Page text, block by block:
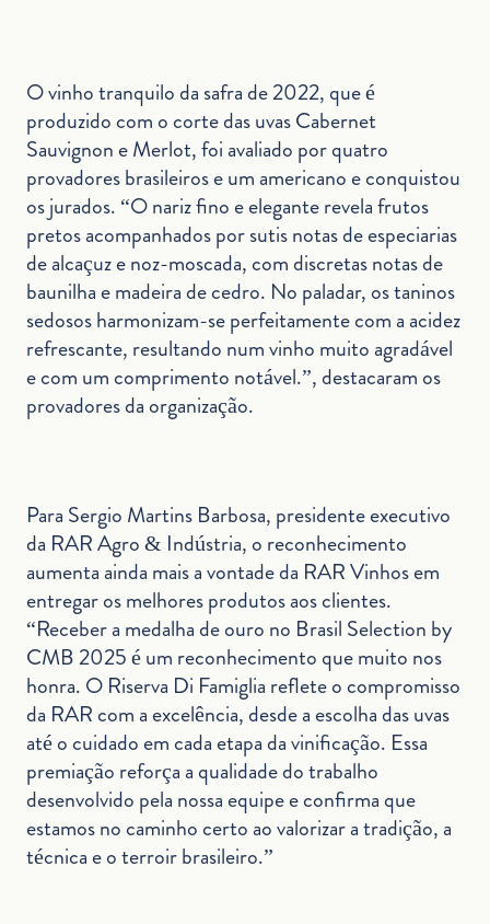
O vinho tranquilo da safra de 2022, que é
produzido com o corte das uvas Cabernet
Sauvignon e Merlot, foi avaliado por quatro
provadores brasileiros e um americano e conquistou
os jurados. “O nariz fino e elegante revela frutos
pretos acompanhados por sutis notas de especiarias
de alcaçuz e noz-moscada, com discretas notas de
baunilha e madeira de cedro. No paladar, os taninos
sedosos harmonizam-se perfeitamente com a acidez
refrescante, resultando num vinho muito agradável
e com um comprimento notável.”, destacaram os
provadores da organização.
Para Sergio Martins Barbosa, presidente executivo
da RAR Agro & Indústria, o reconhecimento
aumenta ainda mais a vontade da RAR Vinhos em
entregar os melhores produtos aos clientes.
“Receber a medalha de ouro no Brasil Selection by
CMB 2025 é um reconhecimento que muito nos
honra. O Riserva Di Famiglia reflete o compromisso
da RAR com a excelência, desde a escolha das uvas
até o cuidado em cada etapa da vinificação. Essa
premiação reforça a qualidade do trabalho
desenvolvido pela nossa equipe e confirma que
estamos no caminho certo ao valorizar a tradição, a
técnica e o terroir brasileiro.”